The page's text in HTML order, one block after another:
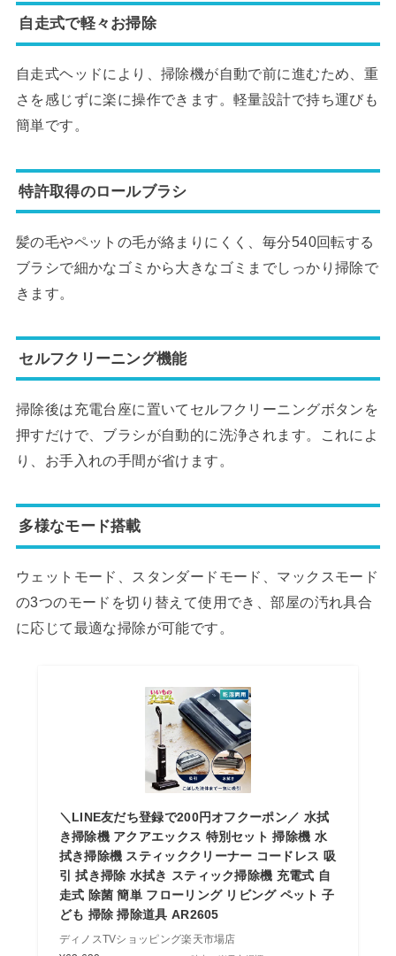
自走式で軽々お掃除
自走式ヘッドにより、掃除機が自動で前に進むため、重
さを感じずに楽に操作できます。軽量設計で持ち運びも
簡単です。
特許取得のロールブラシ
髪の毛やペットの毛が絡まりにくく、毎分540回転する
ブラシで細かなゴミから大きなゴミまでしっかり掃除で
きます。
セルフクリーニング機能
掃除後は充電台座に置いてセルフクリーニングボタンを
押すだけで、ブラシが自動的に洗浄されます。これによ
り、お手入れの手間が省けます。
多様なモード搭載
ウェットモード、スタンダードモード、マックスモード
の3つのモードを切り替えて使用でき、部屋の汚れ具合
に応じて最適な掃除が可能です。
＼LINE友だち登録で200円オフクーポン／ 水拭
き掃除機 アクアエックス 特別セット 掃除機 水
拭き掃除機 スティッククリーナー コードレス 吸
引 拭き掃除 水拭き スティック掃除機 充電式 自
走式 除菌 簡単 フローリング リビング ペット 子
ども 掃除 掃除道具 AR2605
ディノスTVショッピング楽天市場店